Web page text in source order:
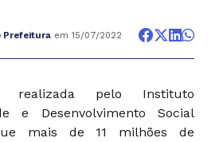
Prefeituraem 15/07/2022
realizada pelo Instituto
e Desenvolvimento Social
mais de 11 milhões de